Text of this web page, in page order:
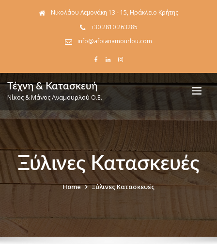
Νικολάου Λεμονάκη 13 - 15, Ηράκλειο Κρήτης
+30 2810 263285
info@afoianamourlou.com
Τέχνη & Κατασκευή
Νίκος & Μάνος Αναμουρλού Ο.Ε.
Ξύλινες Κατασκευές
Home Ξύλινες Κατασκευές